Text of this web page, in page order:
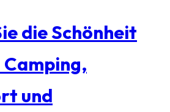
die Schönheit
Camping,
und